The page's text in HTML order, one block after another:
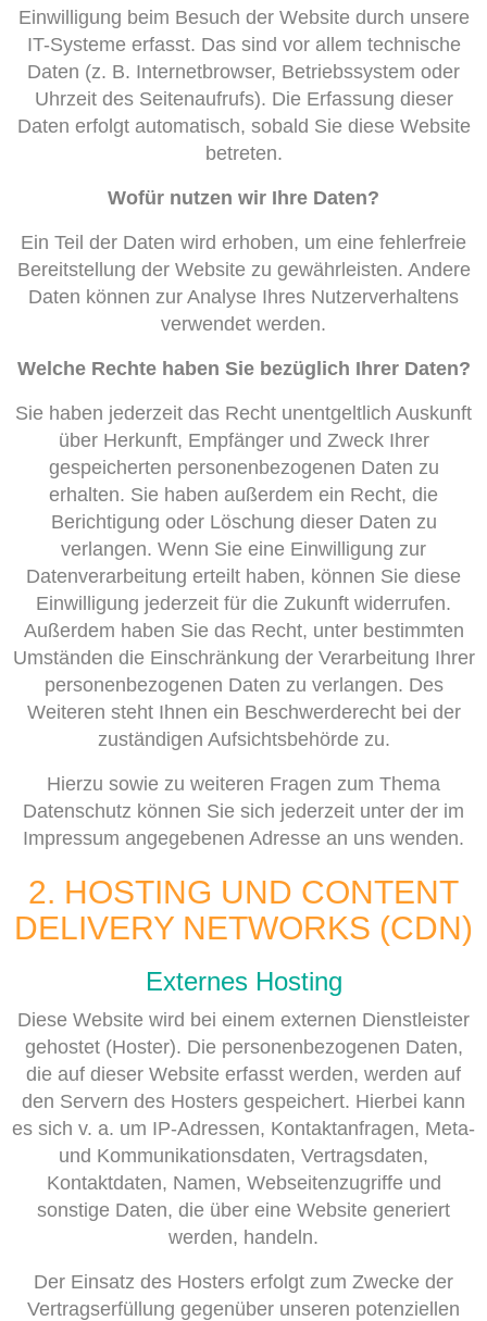
Einwilligung beim Besuch der Website durch unsere
IT-Systeme erfasst. Das sind vor allem technische
Daten (z. B. Internetbrowser, Betriebssystem oder
Uhrzeit des Seitenaufrufs). Die Erfassung dieser
Daten erfolgt automatisch, sobald Sie diese Website
betreten.
Wofür nutzen wir Ihre Daten?
Ein Teil der Daten wird erhoben, um eine fehlerfreie
Bereitstellung der Website zu gewährleisten. Andere
Daten können zur Analyse Ihres Nutzerverhaltens
verwendet werden.
Welche Rechte haben Sie bezüglich Ihrer Daten?
Sie haben jederzeit das Recht unentgeltlich Auskunft
über Herkunft, Empfänger und Zweck Ihrer
gespeicherten personenbezogenen Daten zu
erhalten. Sie haben außerdem ein Recht, die
Berichtigung oder Löschung dieser Daten zu
verlangen. Wenn Sie eine Einwilligung zur
Datenverarbeitung erteilt haben, können Sie diese
Einwilligung jederzeit für die Zukunft widerrufen.
Außerdem haben Sie das Recht, unter bestimmten
Umständen die Einschränkung der Verarbeitung Ihrer
personenbezogenen Daten zu verlangen. Des
Weiteren steht Ihnen ein Beschwerderecht bei der
zuständigen Aufsichtsbehörde zu.
Hierzu sowie zu weiteren Fragen zum Thema
Datenschutz können Sie sich jederzeit unter der im
Impressum angegebenen Adresse an uns wenden.
2. HOSTING UND CONTENT
DELIVERY NETWORKS (CDN)
Externes Hosting
Diese Website wird bei einem externen Dienstleister
gehostet (Hoster). Die personenbezogenen Daten,
die auf dieser Website erfasst werden, werden auf
den Servern des Hosters gespeichert. Hierbei kann
es sich v. a. um IP-Adressen, Kontaktanfragen, Meta-
und Kommunikationsdaten, Vertragsdaten,
Kontaktdaten, Namen, Webseitenzugriffe und
sonstige Daten, die über eine Website generiert
werden, handeln.
Der Einsatz des Hosters erfolgt zum Zwecke der
Vertragserfüllung gegenüber unseren potenziellen